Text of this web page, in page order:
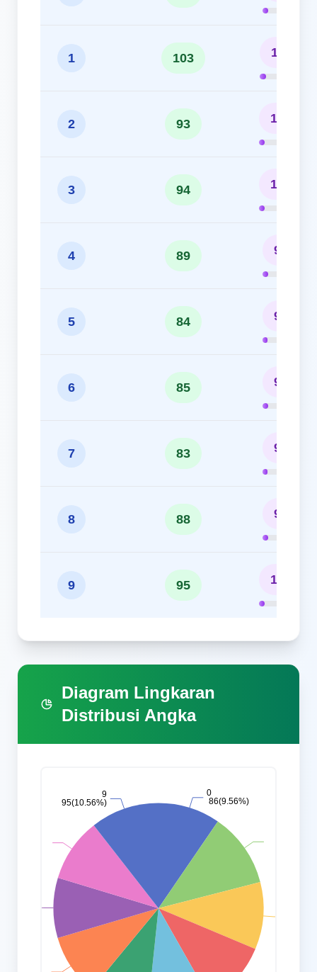
1 103 11.44%
2 93 10.33%
3 94 10.44%
4 89 9.89%
5 84 9.33%
6 85 9.44%
7 83 9.22%
8 88 9.78%
9 95 10.56%
Diagram Lingkaran
Distribusi Angka